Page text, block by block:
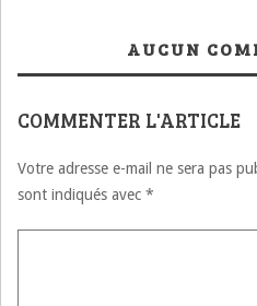
AUCUN
COMMENTER L'ARTICLE
Votre adresse e-mail ne sera pas
sont indiqués avec *